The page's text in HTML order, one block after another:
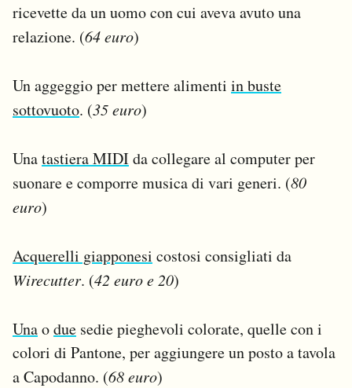
ricevette da un uomo con cui aveva avuto una
relazione. (64 euro)
Un aggeggio per mettere alimenti in buste
sottovuoto. (35 euro)
Unatastiera MIDIda collegare al computer per
suonare e comporre musica di vari generi. (80
euro)
Acquerelli giapponesi costosi consigliati da
Wirecutter. (42 euro e 20)
Unaodue sedie pieghevoli colorate, quelle con i
colori di Pantone, per aggiungere un posto a tavola
a Capodanno. (68 euro)